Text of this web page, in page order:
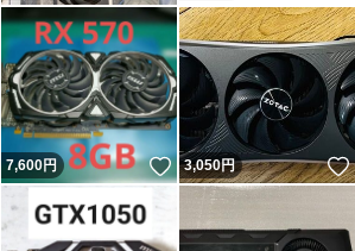
いね！
7,600円 いいね！
3,050円